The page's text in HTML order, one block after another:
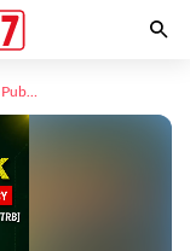
Tamil Nadu Public Service Commission Megapack - Includes- TNPSC Group- 1, Group 2/2A, Group 4, TRB & TNUSRB